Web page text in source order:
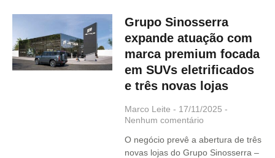
Grupo Sinosserra
expande atuação com
marca premium focada
em SUVs eletrificados
e três novas lojas
Marco Leite
17/11/2025
Nenhum comentário
O negócio prevê a abertura de três
novas lojas do Grupo Sinosserra –